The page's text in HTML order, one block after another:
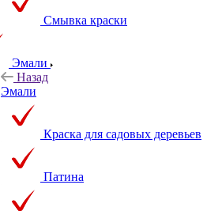
Смывка краски
Эмали
Назад
Эмали
Краска для садовых деревьев
Патина